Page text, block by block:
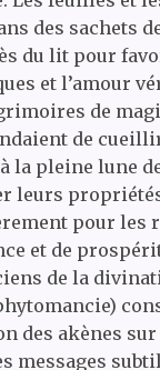
des sachets
du lit pour
et l’amour
de
de
la pleine lune
leurs
pour les
et de
de la
des akènes
messages